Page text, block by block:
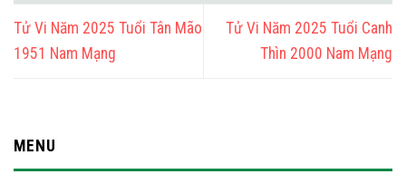
Tử Vi Năm 2025 Tuổi Tân Mão
1951 Nam Mạng
Tử Vi Năm 2025 Tuổi Canh
Thìn 2000 Nam Mạng
MENU